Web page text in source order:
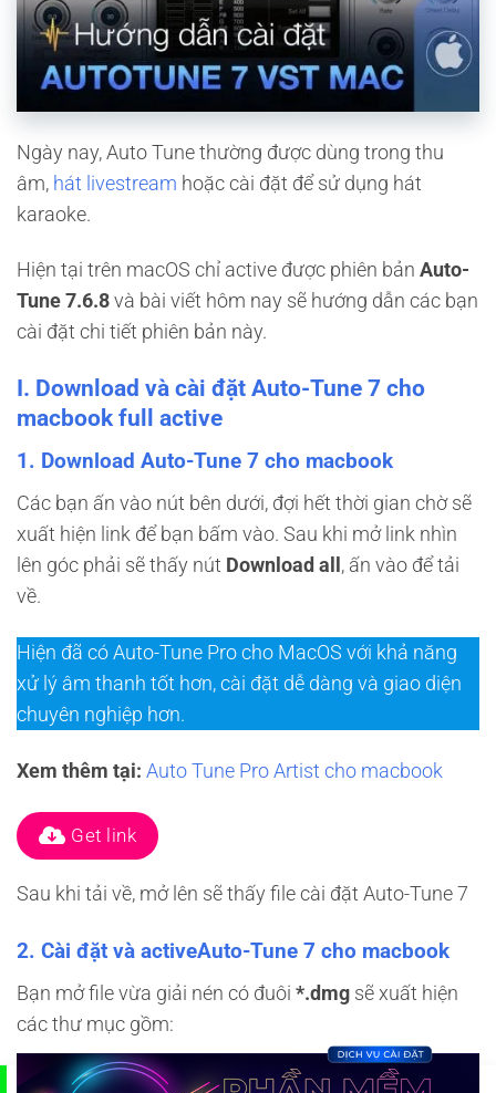
Ngày nay, Auto Tune thường được dùng trong thu
âm, hát livestream hoặc cài đặt để sử dụng hát
karaoke.
Hiện tại trên macOS chỉ active được phiên bản Auto-
Tune 7.6.8 và bài viết hôm nay sẽ hướng dẫn các bạn
cài đặt chi tiết phiên bản này.
I. Download và cài đặt Auto-Tune 7 cho
macbook full active
1. Download Auto-Tune 7 cho macbook
Các bạn ấn vào nút bên dưới, đợi hết thời gian chờ sẽ
xuất hiện link để bạn bấm vào. Sau khi mở link nhìn
lên góc phải sẽ thấy nút Download all , ấn vào để tải
về.
Hiện đã có Auto-Tune Pro cho MacOS với khả năng
xử lý âm thanh tốt hơn, cài đặt dễ dàng và giao diện
chuyên nghiệp hơn.
Xem thêm tại: Auto Tune Pro Artist cho macbook
Get link
Sau khi tải về, mở lên sẽ thấy file cài đặt Auto-Tune 7
2. Cài đặt và activeAuto-Tune 7 cho macbook
Bạn mở file vừa giải nén có đuôi *.dmg sẽ xuất hiện
các thư mục gồm: